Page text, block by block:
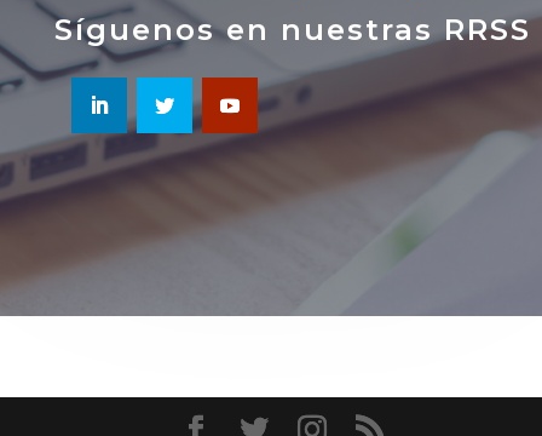
Síguenos en nuestras RRSS